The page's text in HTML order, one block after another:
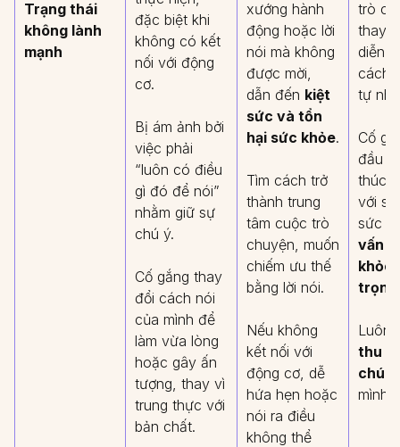
Trạng thái
không lành
mạnh
đặc biệt khi
không có kết
nối với động
cơ.
Bị ám ảnh bởi
việc phải
“luôn có điều
gì đó để nói”
nhằm giữ sự
chú ý.
Cố gắng thay
đổi cách nói
của mình để
làm vừa lòng
hoặc gây ấn
tượng, thay vì
trung thực với
bản chất.
xướng hành
động hoặc lời
nói mà không
được mời,
dẫn đến kiệt
sức và tổn
hại sức khỏe.
Tìm cách trở
thành trung
tâm cuộc trò
chuyện, muốn
chiếm ưu thế
bằng lời nói.
Nếu không
kết nối với
động cơ, dễ
hứa hẹn hoặc
nói ra điều
không thể
trò
thay
diễn
cách
tự
Cố
đầu
thúc
với
sức
vấn
khỏe
Luôn
thu
chú ý
mình.